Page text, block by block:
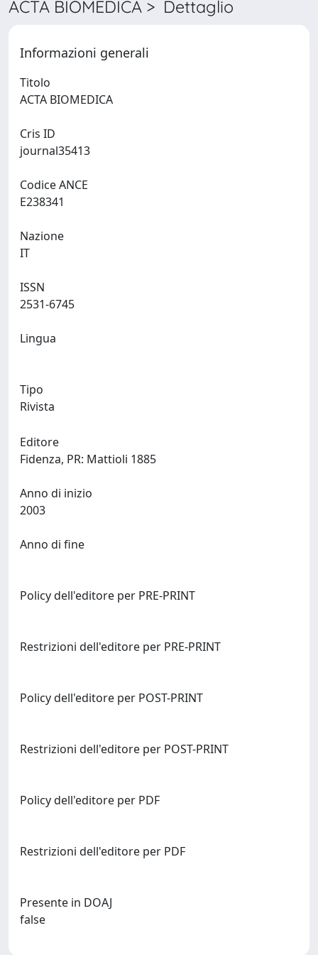
ACTA BIOMEDICA > Dettaglio
Informazioni generali
Titolo
Cris ID
Codice ANCE
Nazione
ISSN
Lingua
Tipo
Rivista
Editore
Anno di inizio
Anno di fine
Policy dell'editore per PRE-PRINT
Restrizioni dell'editore per PRE-PRINT
Policy dell'editore per POST-PRINT
Restrizioni dell'editore per POST-PRINT
Policy dell'editore per PDF
Restrizioni dell'editore per PDF
Presente in DOAJ